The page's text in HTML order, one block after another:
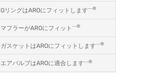
OリングはAROにフィットします―®
マフラーがAROにフィット ―®
ガスケットはAROにフィットします―®
エアバルブはAROに適合します―®